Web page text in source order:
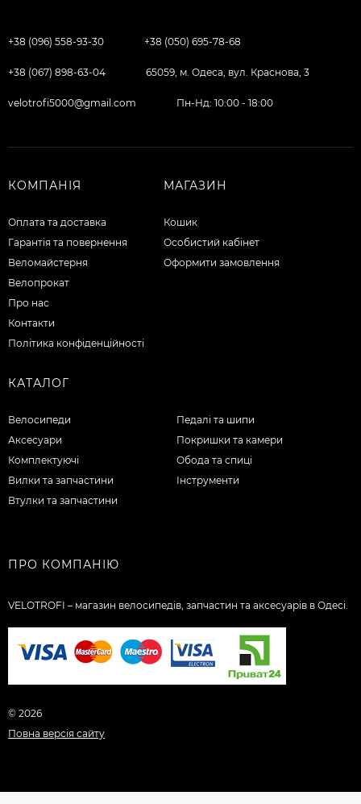
+38 (096) 558-93-30 +38 (050) 695-78-68
+38 (067) 898-63-04 65059, м. Одеса, вул. Краснова, 3
velotrofi5000@gmail.com Пн-Нд: 10:00 - 18:00
КОМПАНІЯ
Оплата та доставка
Гарантія та повернення
Веломайстерня
Велопрокат
Про нас
Контакти
Політика конфіденційності
МАГАЗИН
Кошик
Особистий кабінет
Оформити замовлення
КАТАЛОГ
Велосипеди
Аксесуари
Комплектуючі
Вилки та запчастини
Втулки та запчастини
Педалі та шипи
Покришки та камери
Обода та спиці
Інструменти
ПРО КОМПАНІЮ
VELOTROFI – магазин велосипедів, запчастин та аксесуарів в Одесі.
© 2026
Повна версія сайту